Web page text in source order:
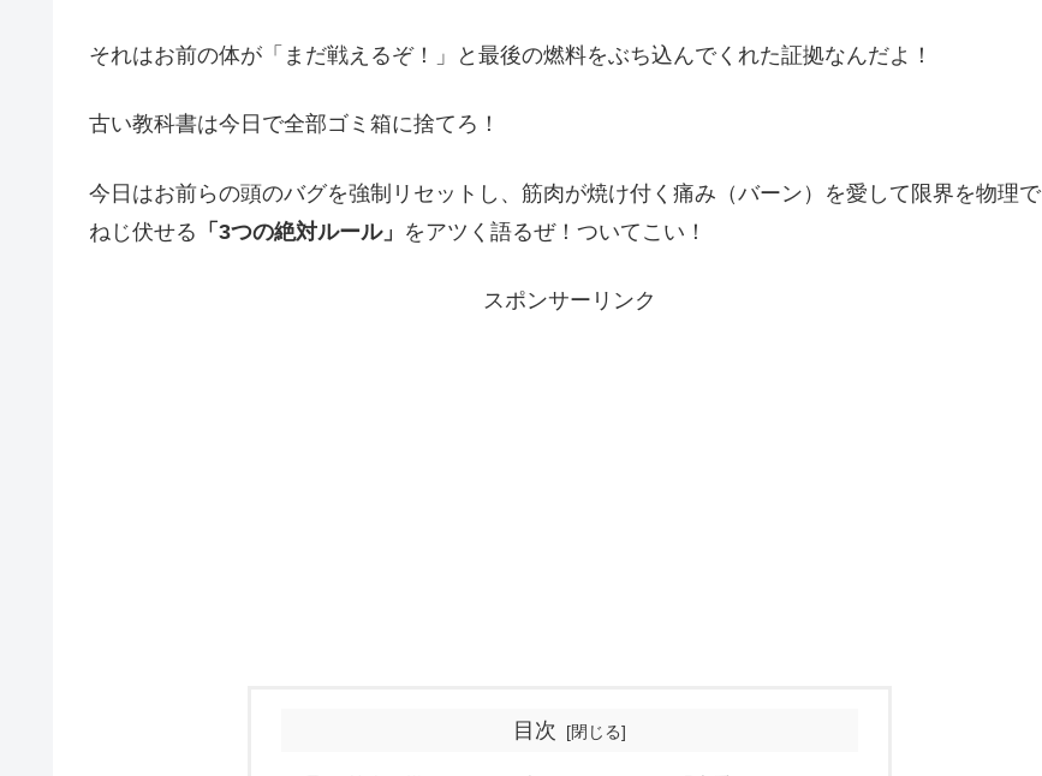
それはお前の体が「まだ戦えるぞ！」と最後の燃料をぶち込んでくれた証拠なんだよ！
古い教科書は今日で全部ゴミ箱に捨てろ！
今日はお前らの頭のバグを強制リセットし、筋肉が焼け付く痛み（バーン）を愛して限界を物理で
ねじ伏せる 「3つの絶対ルール」 をアツく語るぜ！ついてこい！
スポンサーリンク
目次